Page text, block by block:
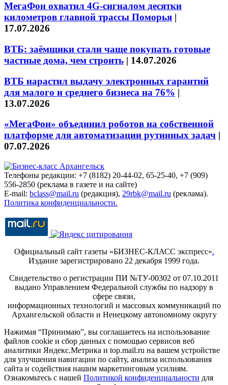
МегаФон охватил 4G-сигналом десятки
километров главной трассы Поморья |
17.07.2026
ВТБ: заёмщики стали чаще покупать готовые
частные дома, чем строить | 14.07.2026
ВТБ нарастил выдачу электронных гарантий
для малого и среднего бизнеса на 76% |
13.07.2026
«МегаФон» объединил роботов на собственной
платформе для автоматизации рутинных задач |
07.07.2026
Телефоны редакции: +7 (8182) 20-44-02, 65-25-40, +7 (909)
556-2850 (реклама в газете и на сайте)
E-mail: bclass@mail.ru (редакция), 29rbk@mail.ru (реклама).
Политика конфиденциальности.
Официальный сайт газеты «БИЗНЕС-КЛАСС экспресс».
Издание зарегистрировано 22 декабря 1999 года.
Свидетельство о регистрации ПИ №ТУ-00302 от 07.10.2011
выдано Управлением Федеральной службы по надзору в
сфере связи,
информационных технологий и массовых коммуникаций по
Архангельской области и Ненецкому автономному округу
Нажимая “Принимаю”, вы соглашаетесь на использование
файлов cookie и сбор данных с помощью сервисов веб
аналитики Яндекс.Метрика и top.mail.ru на вашем устройстве
для улучшения навигации по сайту, анализа использования
сайта и содействия нашим маркетинговым усилиям.
Ознакомьтесь с нашей Политикой конфиденциальности для